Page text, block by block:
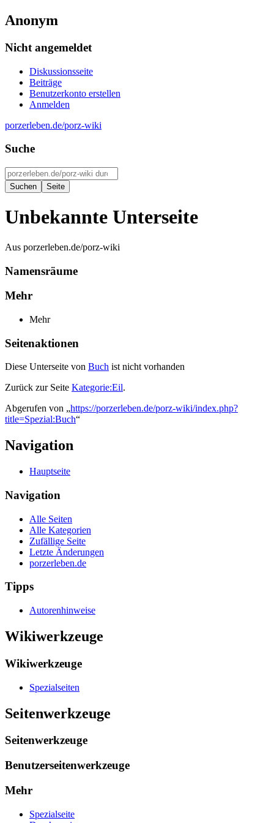
Anonym
Nicht angemeldet
Diskussionsseite
Beiträge
Benutzerkonto erstellen
Anmelden
porzerleben.de/porz-wiki
Suche
Unbekannte Unterseite
Aus porzerleben.de/porz-wiki
Namensräume
Mehr
Mehr
Seitenaktionen
Diese Unterseite von Buch ist nicht vorhanden
Zurück zur Seite Kategorie:Eil.
Abgerufen von „https://porzerleben.de/porz-wiki/index.php?
title=Spezial:Buch“
Navigation
Hauptseite
Navigation
Alle Seiten
Alle Kategorien
Zufällige Seite
Letzte Änderungen
porzerleben.de
Tipps
Autorenhinweise
Wikiwerkzeuge
Wikiwerkzeuge
Spezialseiten
Seitenwerkzeuge
Seitenwerkzeuge
Benutzerseitenwerkzeuge
Mehr
Spezialseite